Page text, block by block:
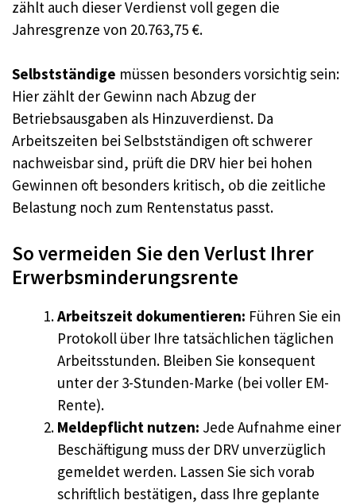
zählt auch dieser Verdienst voll gegen die
Jahresgrenze von 20.763,75 €.
Selbstständige müssen besonders vorsichtig sein:
Hier zählt der Gewinn nach Abzug der
Betriebsausgaben als Hinzuverdienst. Da
Arbeitszeiten bei Selbstständigen oft schwerer
nachweisbar sind, prüft die DRV hier bei hohen
Gewinnen oft besonders kritisch, ob die zeitliche
Belastung noch zum Rentenstatus passt.
So vermeiden Sie den Verlust Ihrer
Erwerbsminderungsrente
Arbeitszeit dokumentieren: Führen Sie ein
Protokoll über Ihre tatsächlichen täglichen
Arbeitsstunden. Bleiben Sie konsequent
unter der 3-Stunden-Marke (bei voller EM-
Rente).
Meldepflicht nutzen: Jede Aufnahme einer
Beschäftigung muss der DRV unverzüglich
gemeldet werden. Lassen Sie sich vorab
schriftlich bestätigen, dass Ihre geplante